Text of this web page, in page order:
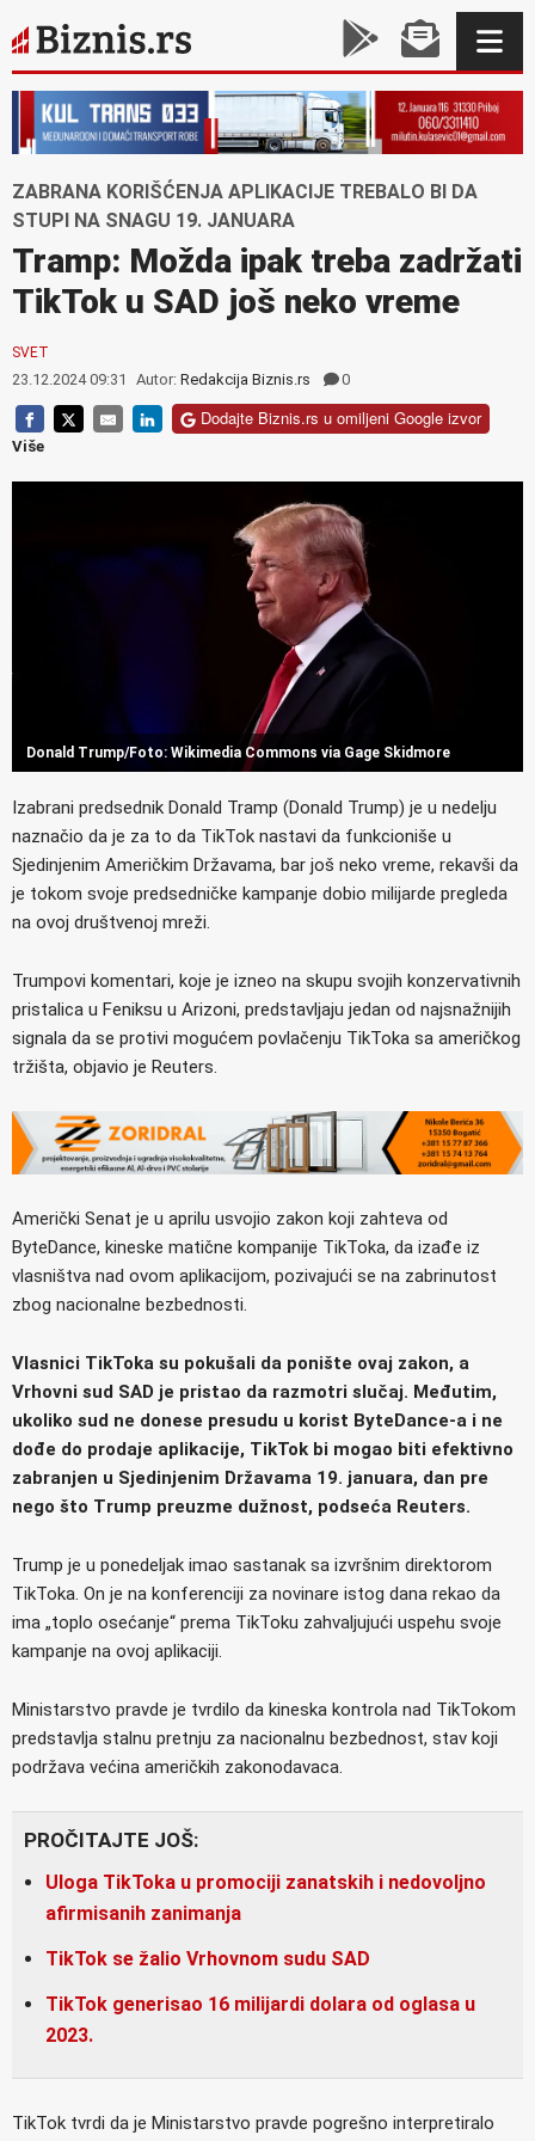
ZABRANA KORIŠĆENJA APLIKACIJE TREBALO BI DA
STUPI NA SNAGU 19. JANUARA
Tramp: Možda ipak treba zadržati
TikTok u SAD još neko vreme
SVET
23.12.2024 09:31 Autor: Redakcija Biznis.rs 0
Dodajte Biznis.rs u omiljeni Google izvor
Više
Donald Trump/Foto: Wikimedia Commons via Gage Skidmore
Izabrani predsednik Donald Tramp (Donald Trump) je u nedelju
naznačio da je za to da TikTok nastavi da funkcioniše u
Sjedinjenim Američkim Državama, bar još neko vreme, rekavši da
je tokom svoje predsedničke kampanje dobio milijarde pregleda
na ovoj društvenoj mreži.
Trumpovi komentari, koje je izneo na skupu svojih konzervativnih
pristalica u Feniksu u Arizoni, predstavljaju jedan od najsnažnijih
signala da se protivi mogućem povlačenju TikToka sa američkog
tržišta, objavio je Reuters.
Američki Senat je u aprilu usvojio zakon koji zahteva od
ByteDance, kineske matične kompanije TikToka, da izađe iz
vlasništva nad ovom aplikacijom, pozivajući se na zabrinutost
zbog nacionalne bezbednosti.
Vlasnici TikToka su pokušali da ponište ovaj zakon, a
Vrhovni sud SAD je pristao da razmotri slučaj. Međutim,
ukoliko sud ne donese presudu u korist ByteDance-a i ne
dođe do prodaje aplikacije, TikTok bi mogao biti efektivno
zabranjen u Sjedinjenim Državama 19. januara, dan pre
nego što Trump preuzme dužnost, podseća Reuters.
Trump je u ponedeljak imao sastanak sa izvršnim direktorom
TikToka. On je na konferenciji za novinare istog dana rekao da
ima „toplo osećanje“ prema TikToku zahvaljujući uspehu svoje
kampanje na ovoj aplikaciji.
Ministarstvo pravde je tvrdilo da kineska kontrola nad TikTokom
predstavlja stalnu pretnju za nacionalnu bezbednost, stav koji
podržava većina američkih zakonodavaca.
PROČITAJTE JOŠ:
Uloga TikToka u promociji zanatskih i nedovoljno
afirmisanih zanimanja
TikTok se žalio Vrhovnom sudu SAD
TikTok generisao 16 milijardi dolara od oglasa u
2023.
TikTok tvrdi da je Ministarstvo pravde pogrešno interpretiralo